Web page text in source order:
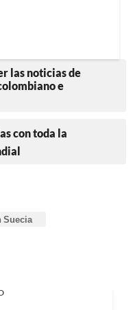
las noticias de
e
con toda la
Suecia